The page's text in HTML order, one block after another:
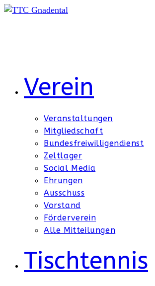
Zum
Verein
Veranstaltungen
Mitgliedschaft
Bundesfreiwilligendienst
Zeltlager
Social Media
Ehrungen
Ausschuss
Vorstand
Förderverein
Alle Mitteilungen
Tischtennis